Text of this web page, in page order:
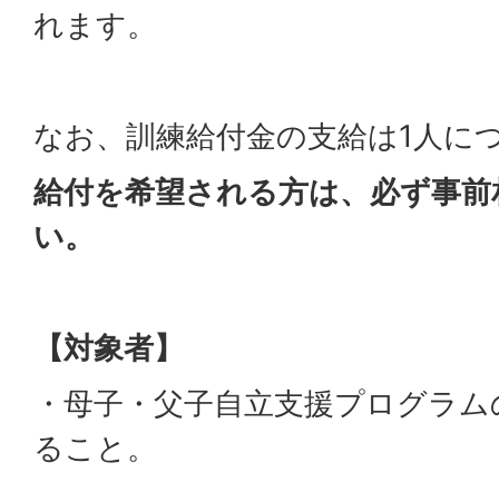
れます。
なお、訓練給付金の支給は1人に
給付を希望される方は、必ず事
い。
【対象者】
・母子・父子自立支援プログラ
ること。